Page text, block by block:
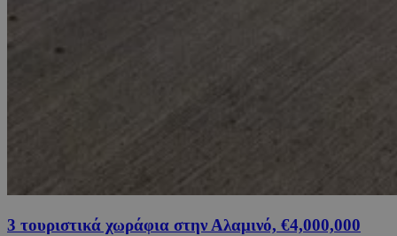
3 τουριστικά χωράφια στην Αλαμινό, €4,000,000